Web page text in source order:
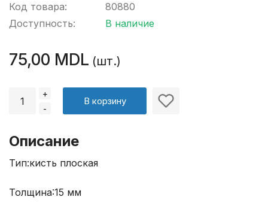
Код товара:
Доступность:
80880
В наличие
75,00 MDL (шт.)
+
-
В корзину
Описание
Тип:кисть плоская
Толщина:15 мм